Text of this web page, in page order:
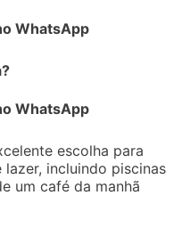
WhatsApp
WhatsApp
escolha para
incluindo piscinas
um café da manhã